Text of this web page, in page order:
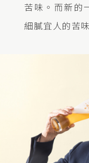
苦味。而新的
細膩宜人的苦